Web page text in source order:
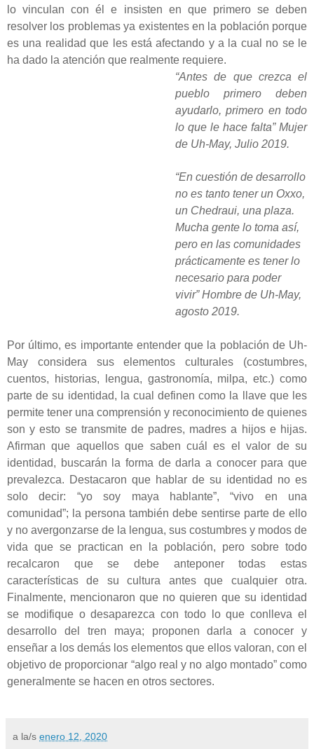
lo vinculan con él e insisten en que primero se deben
resolver los problemas ya existentes en la población porque
es una realidad que les está afectando y a la cual no se le
ha dado la atención que realmente requiere.
“Antes de que crezca el
pueblo primero deben
ayudarlo, primero en todo
lo que le hace falta” Mujer
de Uh-May, Julio 2019.
“En cuestión de desarrollo
no es tanto tener un Oxxo,
un Chedraui, una plaza.
Mucha gente lo toma así,
pero en las comunidades
prácticamente es tener lo
necesario para poder
vivir” Hombre de Uh-May,
agosto 2019.
Por último, es importante entender que la población de Uh-
May considera sus elementos culturales (costumbres,
cuentos, historias, lengua, gastronomía, milpa, etc.) como
parte de su identidad, la cual definen como la llave que les
permite tener una comprensión y reconocimiento de quienes
son y esto se transmite de padres, madres a hijos e hijas.
Afirman que aquellos que saben cuál es el valor de su
identidad, buscarán la forma de darla a conocer para que
prevalezca. Destacaron que hablar de su identidad no es
solo decir: “yo soy maya hablante”, “vivo en una
comunidad”; la persona también debe sentirse parte de ello
y no avergonzarse de la lengua, sus costumbres y modos de
vida que se practican en la población, pero sobre todo
recalcaron que se debe anteponer todas estas
características de su cultura antes que cualquier otra.
Finalmente, mencionaron que no quieren que su identidad
se modifique o desaparezca con todo lo que conlleva el
desarrollo del tren maya; proponen darla a conocer y
enseñar a los demás los elementos que ellos valoran, con el
objetivo de proporcionar “algo real y no algo montado” como
generalmente se hacen en otros sectores.
a la/s enero 12, 2020